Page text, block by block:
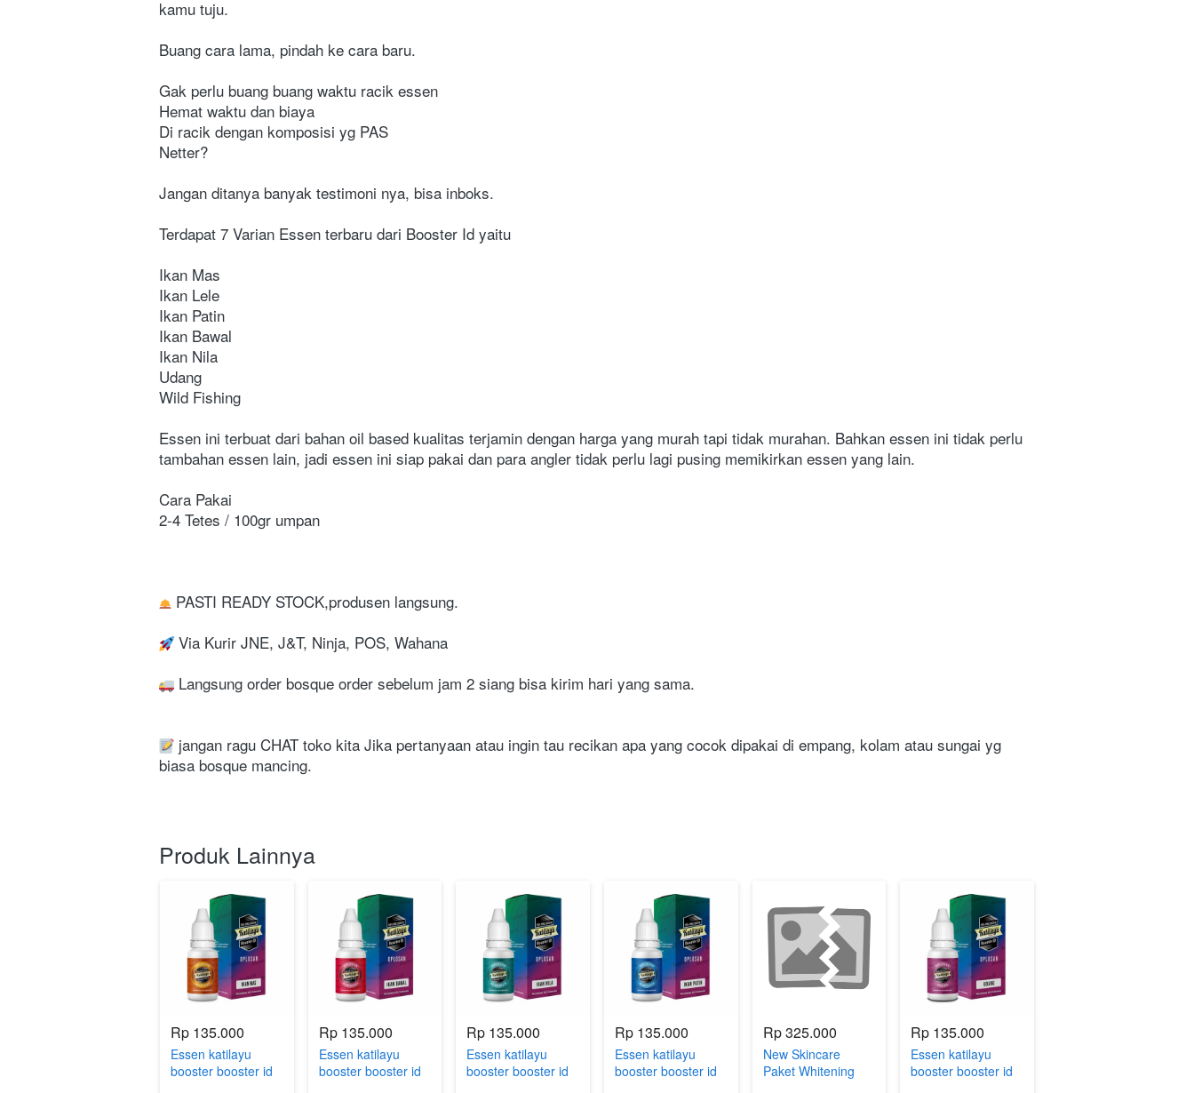
kamu tuju.
Buang cara lama, pindah ke cara baru.
Gak perlu buang buang waktu racik essen
Hemat waktu dan biaya
Di racik dengan komposisi yg PAS
Netter?
Jangan ditanya banyak testimoni nya, bisa inboks.
Terdapat 7 Varian Essen terbaru dari Booster Id yaitu
Ikan Mas
Ikan Lele
Ikan Patin
Ikan Bawal
Ikan Nila
Udang
Wild Fishing
Essen ini terbuat dari bahan oil based kualitas terjamin dengan harga yang murah tapi tidak murahan. Bahkan essen ini tidak perlu
tambahan essen lain, jadi essen ini siap pakai dan para angler tidak perlu lagi pusing memikirkan essen yang lain.
Cara Pakai
2-4 Tetes / 100gr umpan
PASTI READY STOCK,produsen langsung.
Via Kurir JNE, J&T, Ninja, POS, Wahana
Langsung order bosque order sebelum jam 2 siang bisa kirim hari yang sama.
jangan ragu CHAT toko kita Jika pertanyaan atau ingin tau recikan apa yang cocok dipakai di empang, kolam atau sungai yg
biasa bosque mancing.
Produk Lainnya
Rp 135.000
Essen katilayu
booster booster id
Rp 135.000
Essen katilayu
booster booster id
Rp 135.000
Essen katilayu
booster booster id
Rp 135.000
Essen katilayu
booster booster id
Rp 325.000
New Skincare
Paket Whitening
Rp 135.000
Essen katilayu
booster booster id